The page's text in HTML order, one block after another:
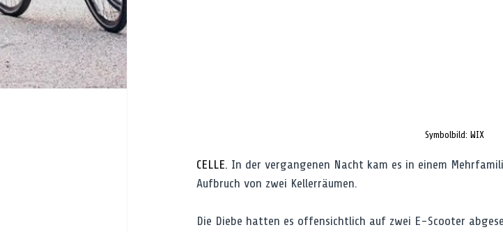
Symbolbild: WIX
CELLE. In der vergangenen Nacht kam es in einem
Aufbruch von zwei Kellerräumen.
Die Diebe hatten es offensichtlich auf zwei E-Scooter